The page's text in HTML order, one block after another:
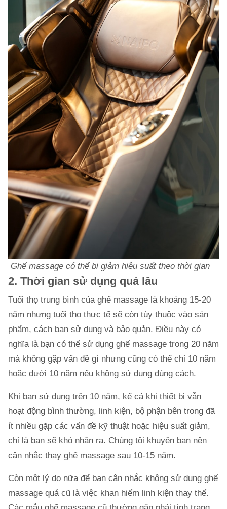
Ghế massage có thể bị giảm hiệu suất theo thời gian
2. Thời gian sử dụng quá lâu
Tuổi thọ trung bình của ghế massage là khoảng 15-20
năm nhưng tuổi thọ thực tế sẽ còn tùy thuộc vào sản
phẩm, cách bạn sử dụng và bảo quản. Điều này có
nghĩa là bạn có thể sử dụng ghế massage trong 20 năm
mà không gặp vấn đề gì nhưng cũng có thể chỉ 10 năm
hoặc dưới 10 năm nếu không sử dụng đúng cách.
Khi bạn sử dụng trên 10 năm, kể cả khi thiết bị vẫn
hoạt động bình thường, linh kiện, bộ phận bên trong đã
ít nhiều gặp các vấn đề kỹ thuật hoặc hiệu suất giảm,
chỉ là bạn sẽ khó nhận ra. Chúng tôi khuyên bạn nên
cân nhắc thay ghế massage sau 10-15 năm.
Còn một lý do nữa để bạn cân nhắc không sử dụng ghế
massage quá cũ là việc khan hiếm linh kiện thay thế.